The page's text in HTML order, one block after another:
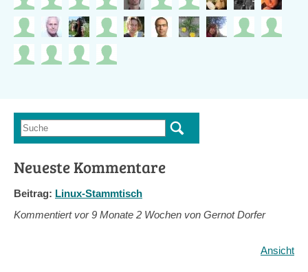
Suchformular
Suche
Neueste Kommentare
Beitrag: Linux-Stammtisch
Kommentiert vor9 Monate 2 Wochen von Gernot Dorfer
Ansicht